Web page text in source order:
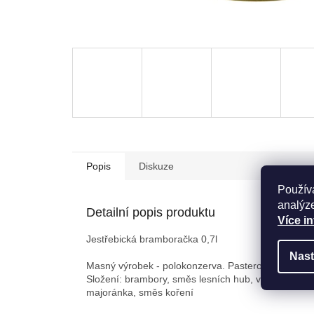
Více
Popis Diskuze
Detailní popis produktu
Jestřebická bramboračka 0,7l
Masný výrobek - polokonzerva. Pasterováno. 650g
Složení: brambory, směs lesních hub, vepřový
majoránka, směs koření